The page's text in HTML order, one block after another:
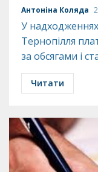
Антоніна Коляда
У
Тернопілля
за обсягами і
Читати